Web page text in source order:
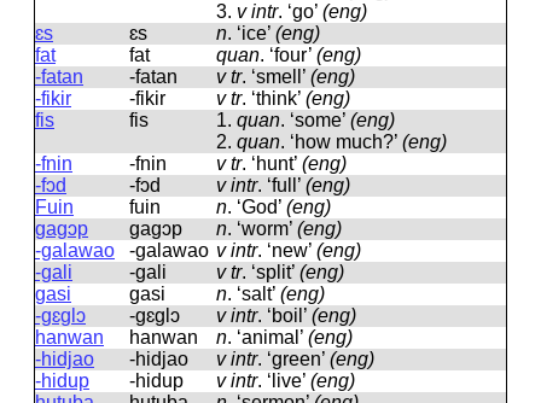
3. v intr. ‘go’ (eng)
ɛs
ɛs n. ‘ice’ (eng)
fat
fat quan. ‘four’ (eng)
-fatan
-fatan v tr. ‘smell’ (eng)
-fikir
-fikir v tr. ‘think’ (eng)
fis
fis 1. quan. ‘some’ (eng)
2. quan. ‘how much?’ (eng)
-fnin
-fnin v tr. ‘hunt’ (eng)
-fɔd
-fɔd v intr. ‘full’ (eng)
Fuin
fuin n. ‘God’ (eng)
gagɔp
ɡaɡɔp n. ‘worm’ (eng)
-galawao
-ɡalawao v intr. ‘new’ (eng)
-gali
-ɡali v tr. ‘split’ (eng)
gasi
ɡasi n. ‘salt’ (eng)
-gɛglɔ
-ɡɛɡlɔ v intr. ‘boil’ (eng)
hanwan
hanwan n. ‘animal’ (eng)
-hidjao
-hidjao v intr. ‘green’ (eng)
-hidup
-hidup v intr. ‘live’ (eng)